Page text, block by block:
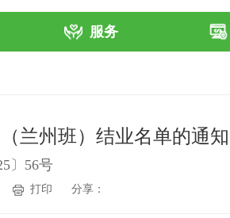
服务
兰州班）结业名单的通知
〕56号
打印 分享：